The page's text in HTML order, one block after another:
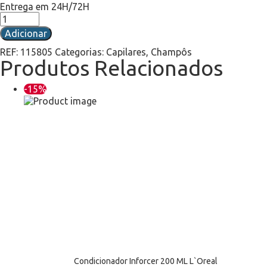
Entrega em 24H/72H
Adicionar
REF: 115805 Categorias: Capilares, Champôs
Produtos Relacionados
-15%
Condicionador Inforcer 200 ML L`Oreal